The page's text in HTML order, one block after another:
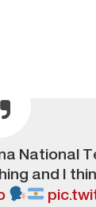
and I